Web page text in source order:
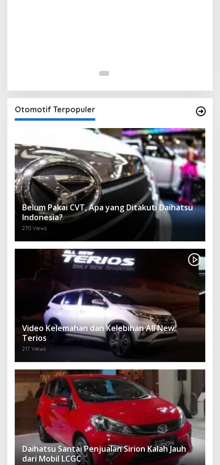
Otomotif Terpopuler
Belum Pakai CVT, Apa yang Ditakuti Daihatsu
Indonesia?
270 Views
Video Kelemahan dan Kelebihan All New
Terios
217 Views
Daihatsu Santai Penjualan Sirion Kalah Jauh
dari Mobil LCGC